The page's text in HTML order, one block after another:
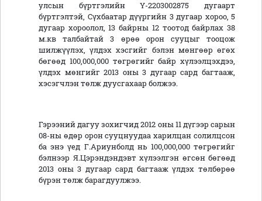
улсын бүртгэлийн Ү-2203002875 дугаарт
бүртгэлтэй, Сүхбаатар дүүргийн 3 дугаар хороо, 5
дугаар хороолол, 13 байрны 12 тоотод байрлах 38
м.кв талбайтай 3 өрөө орон сууцыг тооцож
шилжүүлэх, үлдэх хэсгийг бэлэн мөнгөөр өгөх
бөгөөд 100,000,000 төгрөгийг байр хүлээлцэхдээ,
үлдэх мөнгийг 2013 оны 3 дугаар сард багтааж,
хэсэгчлэн төлж дуусгахаар болжээ.
Гэрээний дагуу зохигчид 2012 оны 11 дүгээр сарын
08-ны өдөр орон сууцнуудаа харилцан солилцсон
ба энэ үед Г.Ариунболд нь 100,000,000 төгрөгийг
бэлнээр Я.Цэрэндэндэвт хүлээлгэн өгсөн бөгөөд
2013 оны 3 дугаар сард багтааж үлдэх төлбөрөө
бүрэн төлж барагдуулжээ.